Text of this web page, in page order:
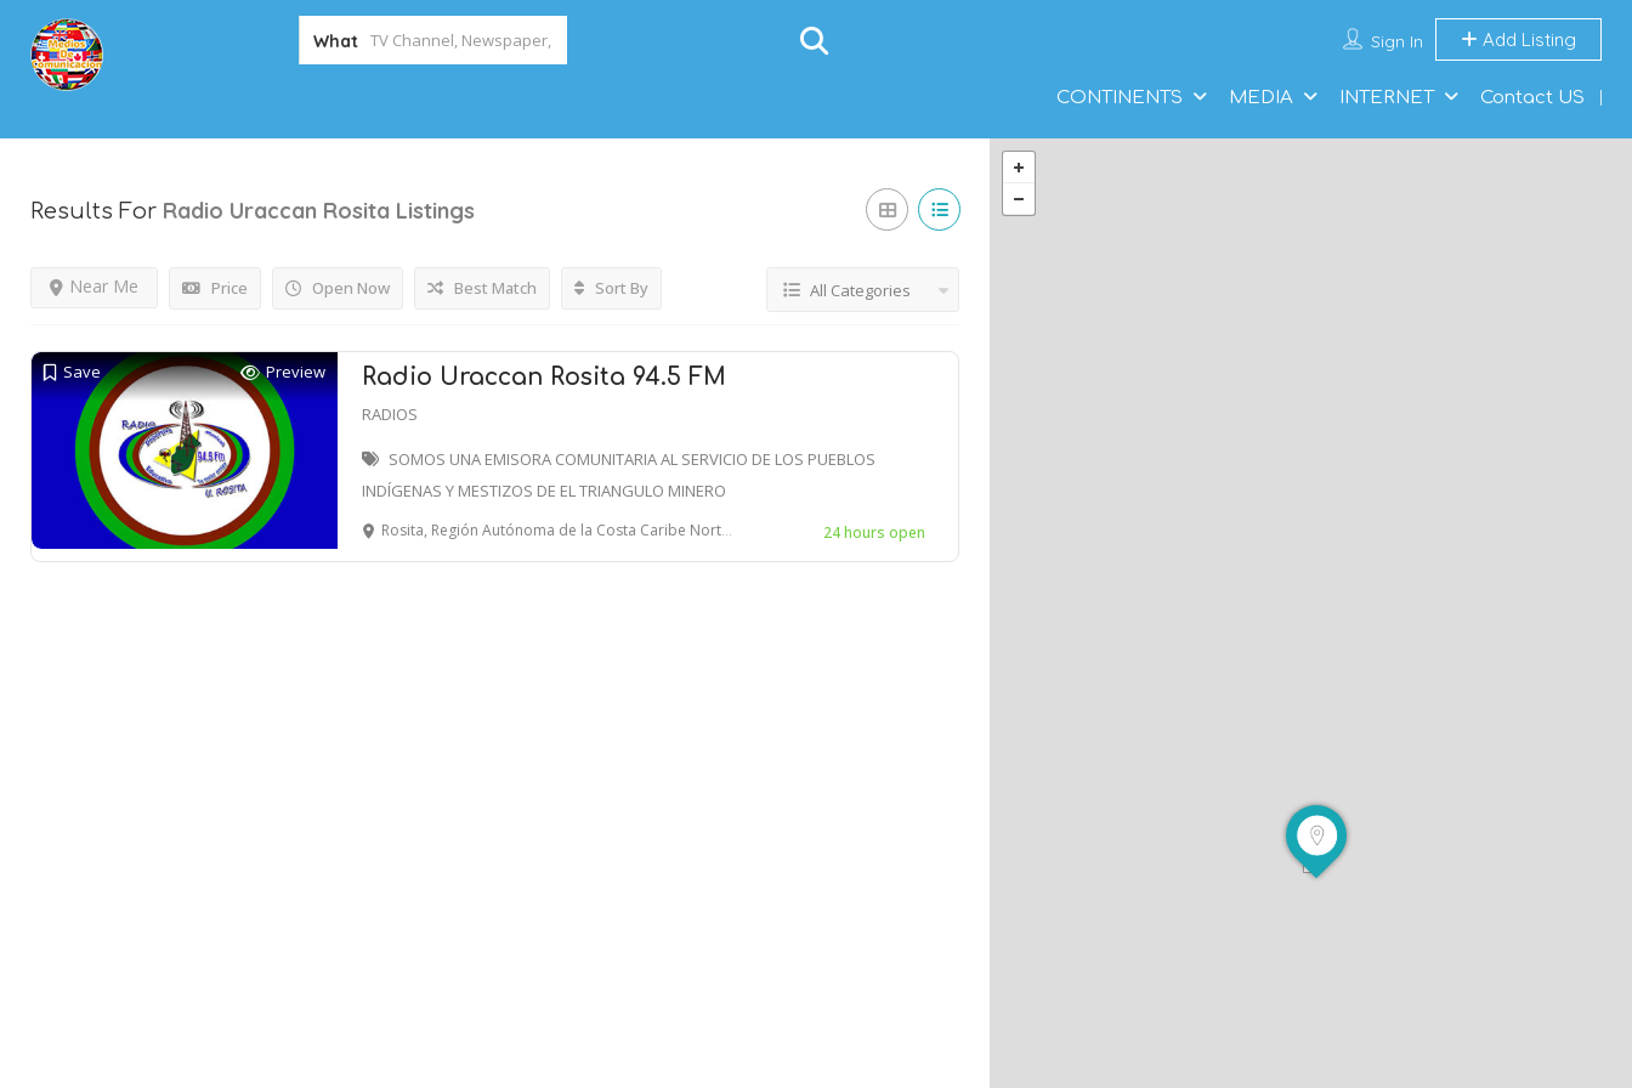
What Sign In Add Listing
CONTINENTS MEDIA INTERNET Contact US
Results For Radio Uraccan Rosita Listings
Price Open Now
Near Me Best Match Sort By All Categories
Save Preview Radio Uraccan Rosita 94.5 FM
RADIOS
SOMOS UNA EMISORA COMUNITARIA AL SERVICIO DE LOS PUEBLOS
INDÍGENAS Y MESTIZOS DE EL TRIANGULO MINERO
Rosita, Región Autónoma de la Costa Caribe Norte (RACCN), NICARAGUA 24 hours open